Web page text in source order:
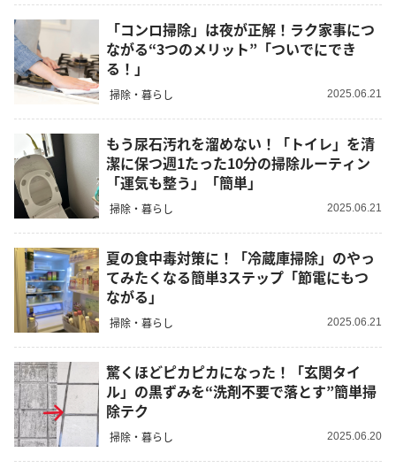
「コンロ掃除」は夜が正解！ラク家事につ
ながる“3つのメリット”「ついでにでき
る！」
掃除・暮らし 2025.06.21
もう尿石汚れを溜めない！「トイレ」を清
潔に保つ週1たった10分の掃除ルーティン
「運気も整う」「簡単」
掃除・暮らし 2025.06.21
夏の食中毒対策に！「冷蔵庫掃除」のやっ
てみたくなる簡単3ステップ「節電にもつ
ながる」
掃除・暮らし 2025.06.21
驚くほどピカピカになった！「玄関タイ
ル」の黒ずみを“洗剤不要で落とす”簡単掃
除テク
掃除・暮らし 2025.06.20